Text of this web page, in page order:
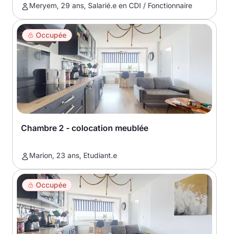
Meryem, 29 ans, Salarié.e en CDI / Fonctionnaire
Occupée
Chambre 2 - colocation meublée
Marion, 23 ans, Etudiant.e
Occupée